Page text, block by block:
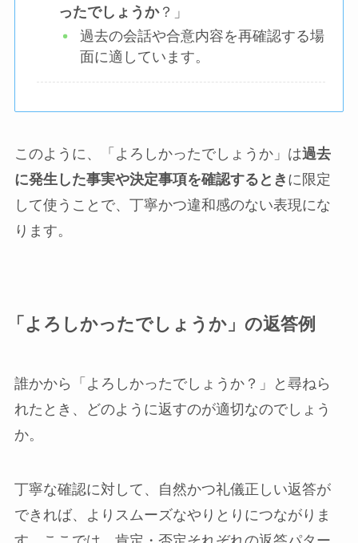
ったでしょうか？」
過去の会話や合意内容を再確認する場
面に適しています。
このように、「よろしかったでしょうか」は過去
に発生した事実や決定事項を確認するとき に限定
して使うことで、丁寧かつ違和感のない表現にな
ります。
「よろしかったでしょうか」の返答例
誰かから「よろしかったでしょうか？」と尋ねら
れたとき、どのように返すのが適切なのでしょう
か。
丁寧な確認に対して、自然かつ礼儀正しい返答が
できれば、よりスムーズなやりとりにつながりま